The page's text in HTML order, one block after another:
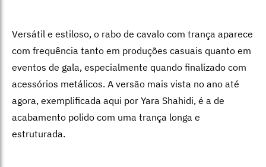
Versátil e estiloso, o rabo de cavalo com trança aparece
com frequência tanto em produções casuais quanto em
eventos de gala, especialmente quando finalizado com
acessórios metálicos. A versão mais vista no ano até
agora, exemplificada aqui por Yara Shahidi, é a de
acabamento polido com uma trança longa e
estruturada.